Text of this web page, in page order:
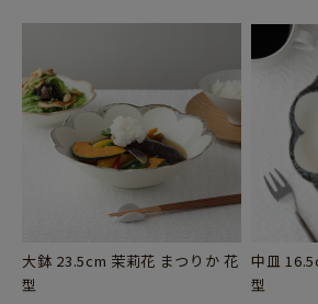
大鉢 23.5cm 茉莉花 まつりか 花
型
中皿
型